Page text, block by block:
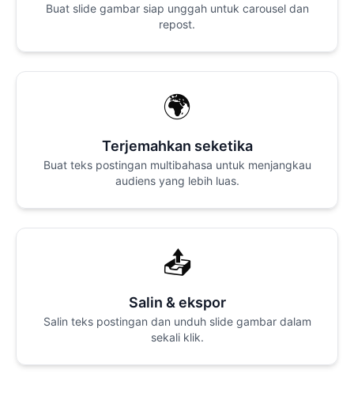
Buat slide gambar siap unggah untuk carousel dan
repost.
🌍
Terjemahkan seketika
Buat teks postingan multibahasa untuk menjangkau
audiens yang lebih luas.
📤
Salin & ekspor
Salin teks postingan dan unduh slide gambar dalam
sekali klik.